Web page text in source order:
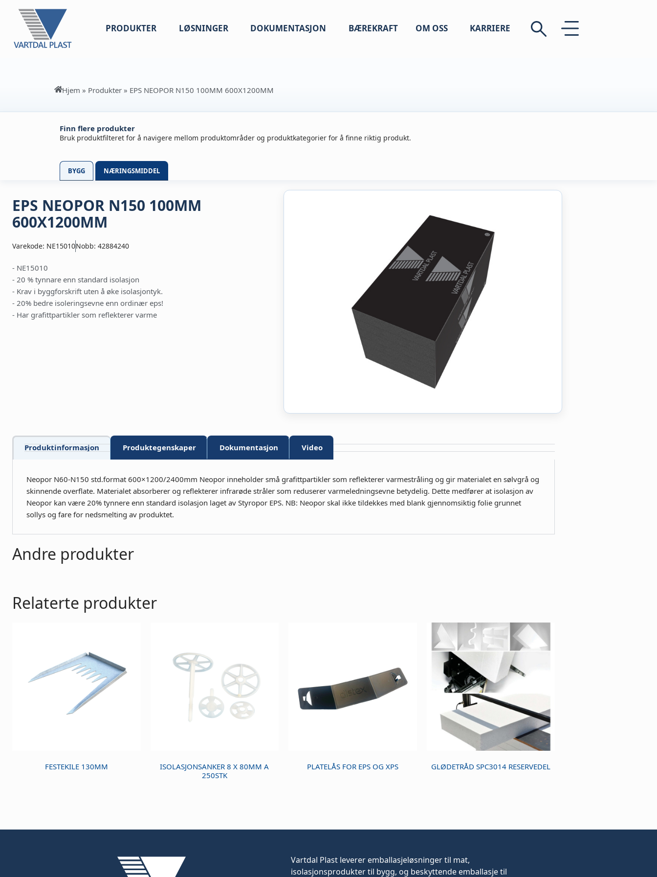
PRODUKTER LØSNINGER DOKUMENTASJON BÆREKRAFT OM OSS KARRIERE
Hjem » Produkter » EPS NEOPOR N150 100MM 600X1200MM
Finn flere produkter
Bruk produktfilteret for å navigere mellom produktområder og produktkategorier for å finne riktig produkt.
BYGG NÆRINGSMIDDEL
EPS NEOPOR N150 100MM
600X1200MM
Varekode: NE15010Nobb: 42884240
- NE15010
- 20 % tynnare enn standard isolasjon
- Krav i byggforskrift uten å øke isolasjontyk.
- 20% bedre isoleringsevne enn ordinær eps!
- Har grafittpartikler som reflekterer varme
Produktinformasjon Produktegenskaper Dokumentasjon Video
Neopor N60-N150 std.format 600×1200/2400mm Neopor inneholder små grafittpartikler som reflekterer varmestråling og gir materialet en sølvgrå og
skinnende overflate. Materialet absorberer og reflekterer infrarøde stråler som reduserer varmeledningsevne betydelig. Dette medfører at isolasjon av
Neopor kan være 20% tynnere enn standard isolasjon laget av Styropor EPS. NB: Neopor skal ikke tildekkes med blank gjennomsiktig folie grunnet
sollys og fare for nedsmelting av produktet.
Andre produkter
Relaterte produkter
FESTEKILE 130MM
ISOLASJONSANKER 8 X 80MM A
250STK
PLATELÅS FOR EPS OG XPS GLØDETRÅD SPC3014 RESERVEDEL
Vartdal Plast leverer emballasjeløsningertil mat,
isolasjonsprodukter til bygg, og beskyttende emballasje til